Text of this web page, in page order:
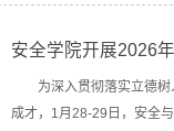
安全学院开展2026
为深入贯彻落实立德
成才，1月28-29日，安全